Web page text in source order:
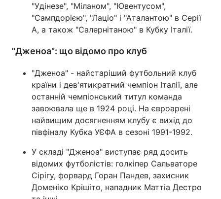
"Удінезе", "Міланом", "Ювентусом",
"Сампдорією", "Лаціо" і "Аталантою" в Серії
А, а також "Салернітаною" в Кубку Італії.
"Дженоа": що відомо про клуб
"Дженоа" - найстаріший футбольний клуб
країни і дев'ятикратний чемпіон Італії, але
останній чемпіонський титул команда
завоювала ще в 1924 році. На євроарені
найвищим досягненням клубу є вихід до
півфіналу Кубка УЄФА в сезоні 1991-1992.
У складі "Дженоа" виступає ряд досить
відомих футболістів: голкіпер Сальваторе
Сірігу, форвард Горан Пандев, захисник
Доменіко Крішіто, нападник Маттіа Дестро